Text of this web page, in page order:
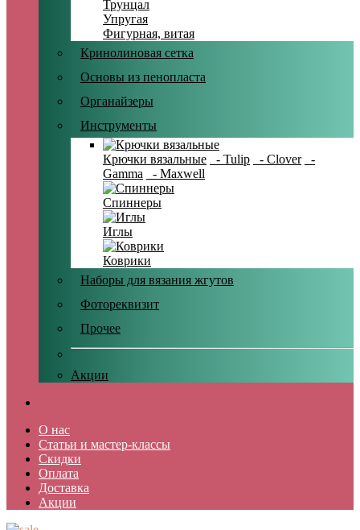
Трунцал
Упругая
Фигурная, витая
Кринолиновая сетка
Основы из пенопласта
Органайзеры
Инструменты
Крючки вязальные - Tulip - Clover
-
Gamma
- Maxwell
Спиннеры
Иглы
Коврики
Наборы для вязания жгутов
Фотореквизит
Прочее
Акции
О нас
Статьи и мастер-классы
Скидки
Оплата
Доставка
Акции